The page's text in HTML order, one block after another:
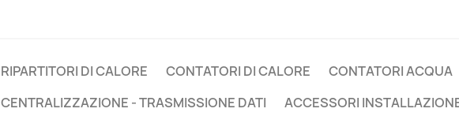
RIPARTITORI DI CALORE CONTATORI DI CALORE
CONTATORI ACQUA
CENTRALIZZAZIONE - TRASMISSIONE DATI
ACCESSORI